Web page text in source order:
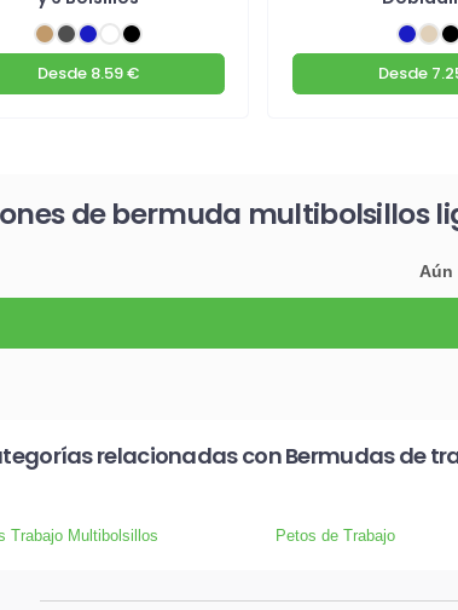
Desde8.59 € Desde
de bermuda multibolsillos
Aún
relacionadas con Bermudas de
Trabajo Multibolsillos Petos de Trabajo